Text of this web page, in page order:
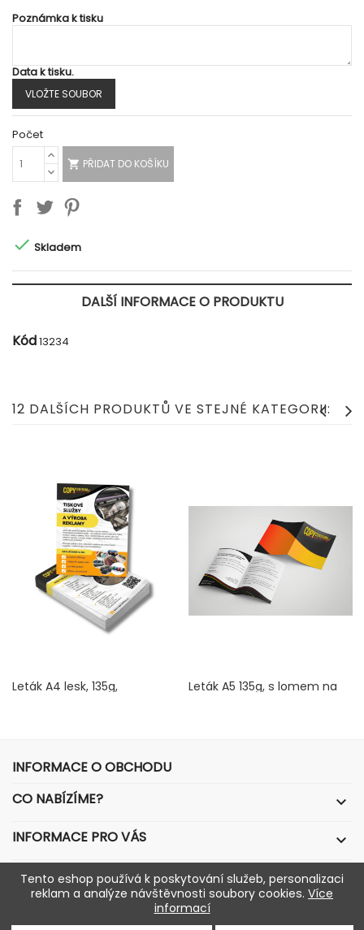
Tento eshop používá k poskytování služeb, personalizaci
reklam a analýze návštěvnosti soubory cookies. Více
informací
Poznámka k tisku
Data k tisku.
VLOŽTE SOUBOR
Počet
 PŘIDAT DO KOŠÍKU
 Skladem
DALŠÍ INFORMACE O PRODUKTU
Kód13234
12 DALŠÍCH PRODUKTŮ VE STEJNÉ KATEGORII:
Leták A4 lesk, 135g,
Leták A5 135g, s lomem na
INFORMACE O OBCHODU
CO NABÍZÍME?

INFORMACE PRO VÁS 
VÁŠ ÚČET 
© 2026 - Software pro elektronický obchod od